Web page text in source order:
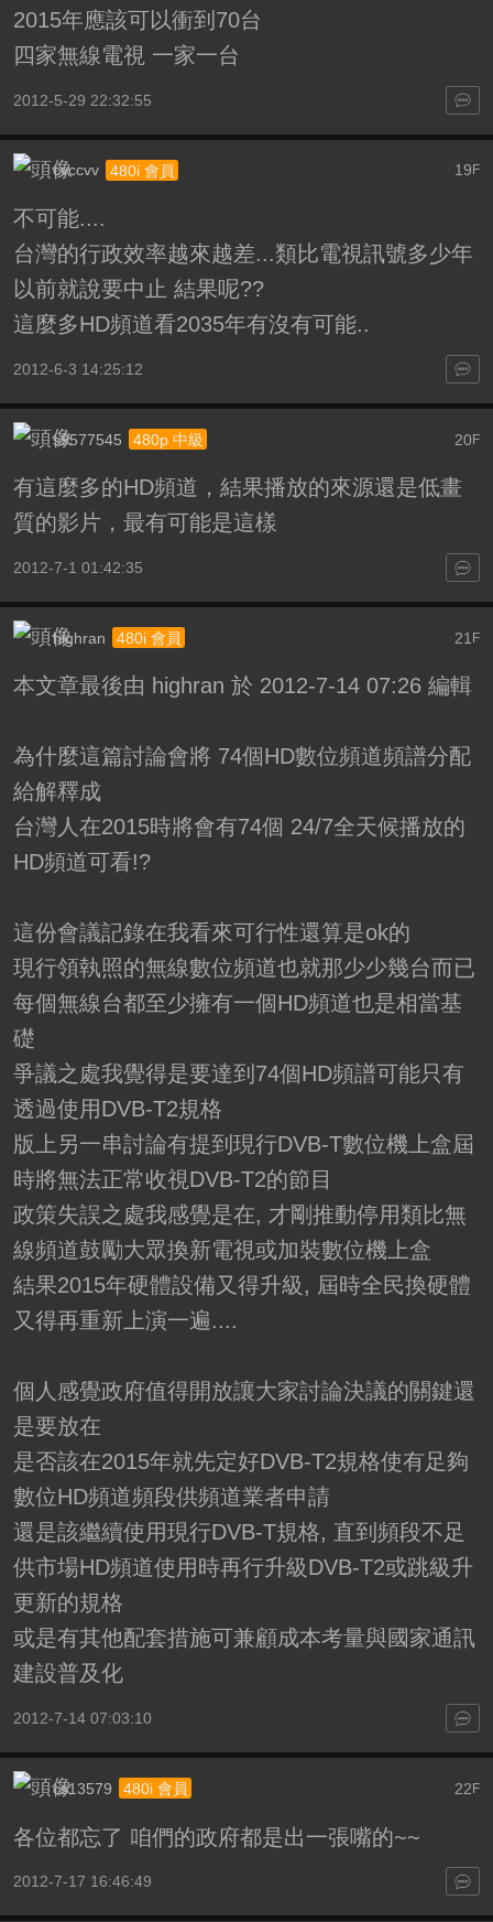
2015年應該可以衝到70台
四家無線電視 一家一台
2012-5-29 22:32:55
19 F
cvccvv 480i 會員
不可能....
台灣的行政效率越來越差...類比電視訊號多少年
以前就說要中止 結果呢??
這麼多HD頻道看2035年有沒有可能..
2012-6-3 14:25:12
20F
s9577545 480p 中級
有這麼多的HD頻道，結果播放的來源還是低畫
質的影片，最有可能是這樣
2012-7-1 01:42:35
21 F
highran 480i 會員
本文章最後由 highran 於 2012-7-14 07:26 編輯
為什麼這篇討論會將 74個HD數位頻道頻譜分配
給解釋成
台灣人在2015時將會有74個 24/7全天候播放的
HD頻道可看!?
這份會議記錄在我看來可行性還算是ok的
現行領執照的無線數位頻道也就那少少幾台而已
每個無線台都至少擁有一個HD頻道也是相當基
礎
爭議之處我覺得是要達到74個HD頻譜可能只有
透過使用DVB-T2規格
版上另一串討論有提到現行DVB-T數位機上盒屆
時將無法正常收視DVB-T2的節目
政策失誤之處我感覺是在, 才剛推動停用類比無
線頻道鼓勵大眾換新電視或加裝數位機上盒
結果2015年硬體設備又得升級, 屆時全民換硬體
又得再重新上演一遍....
個人感覺政府值得開放讓大家討論決議的關鍵還
是要放在
是否該在2015年就先定好DVB-T2規格使有足夠
數位HD頻道頻段供頻道業者申請
還是該繼續使用現行DVB-T規格, 直到頻段不足
供市場HD頻道使用時再行升級DVB-T2或跳級升
更新的規格
或是有其他配套措施可兼顧成本考量與國家通訊
建設普及化
2012-7-14 07:03:10
22F
cs13579 480i 會員
各位都忘了 咱們的政府都是出一張嘴的~~
2012-7-17 16:46:49